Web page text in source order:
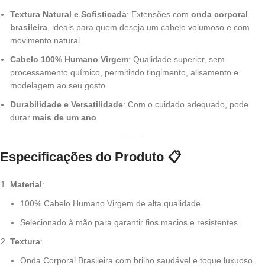
Textura Natural e Sofisticada: Extensões com onda corporal
brasileira, ideais para quem deseja um cabelo volumoso e com
movimento natural.
Cabelo 100% Humano Virgem: Qualidade superior, sem
processamento químico, permitindo tingimento, alisamento e
modelagem ao seu gosto.
Durabilidade e Versatilidade: Com o cuidado adequado, pode
durar mais de um ano.
Especificações do Produto 📋
Material:
100% Cabelo Humano Virgem de alta qualidade.
Selecionado à mão para garantir fios macios e resistentes.
Textura:
Onda Corporal Brasileira com brilho saudável e toque luxuoso.